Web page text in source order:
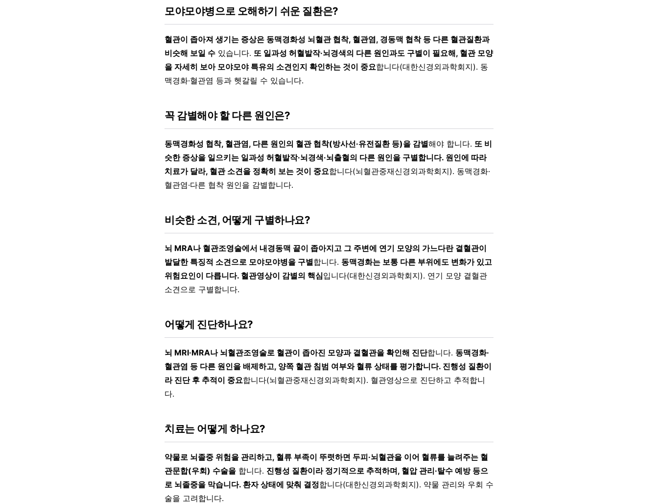
모야모야병으로 오해하기 쉬운 질환은?
혈관이 좁아져 생기는 증상은 동맥경화성 뇌혈관 협착, 혈관염, 경동맥 협착 등 다른 혈관질환과
비슷해 보일 수 있습니다. 또 일과성 허혈발작·뇌경색의 다른 원인과도 구별이 필요해, 혈관 모양
을 자세히 보아 모야모야 특유의 소견인지 확인하는 것이 중요합니다(대한신경외과학회지). 동
맥경화·혈관염 등과 헷갈릴 수 있습니다.
꼭 감별해야 할 다른 원인은?
동맥경화성 협착, 혈관염, 다른 원인의 혈관 협착(방사선·유전질환 등)을 감별해야 합니다. 또 비
슷한 증상을 일으키는 일과성 허혈발작·뇌경색·뇌출혈의 다른 원인을 구별합니다. 원인에 따라
치료가 달라, 혈관 소견을 정확히 보는 것이 중요합니다(뇌혈관중재신경외과학회지). 동맥경화·
혈관염·다른 협착 원인을 감별합니다.
비슷한 소견, 어떻게 구별하나요?
뇌 MRA나 혈관조영술에서 내경동맥 끝이 좁아지고 그 주변에 연기 모양의 가느다란 곁혈관이
발달한 특징적 소견으로 모야모야병을 구별합니다. 동맥경화는 보통 다른 부위에도 변화가 있고
위험요인이 다릅니다. 혈관영상이 감별의 핵심입니다(대한신경외과학회지). 연기 모양 곁혈관
소견으로 구별합니다.
어떻게 진단하나요?
뇌 MRI·MRA나 뇌혈관조영술로 혈관이 좁아진 모양과 곁혈관을 확인해 진단합니다. 동맥경화·
혈관염 등 다른 원인을 배제하고, 양쪽 혈관 침범 여부와 혈류 상태를 평가합니다. 진행성 질환이
라 진단 후 추적이 중요합니다(뇌혈관중재신경외과학회지). 혈관영상으로 진단하고 추적합니
다.
치료는 어떻게 하나요?
약물로 뇌졸중 위험을 관리하고, 혈류 부족이 뚜렷하면 두피·뇌혈관을 이어 혈류를 늘려주는 혈
관문합(우회) 수술을 합니다. 진행성 질환이라 정기적으로 추적하며, 혈압 관리·탈수 예방 등으
로 뇌졸중을 막습니다. 환자 상태에 맞춰 결정합니다(대한신경외과학회지). 약물 관리와 우회 수
술을 고려합니다.